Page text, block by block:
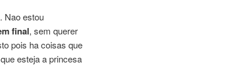
Nao estou
final, sem querer
pois ha coisas que
esteja a princesa